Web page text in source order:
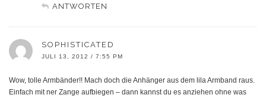
ANTWORTEN
SOPHISTICATED
JULI 13, 2012 / 7:55 PM
Wow, tolle Armbänder!! Mach doch die Anhänger aus dem lila Armband raus.
Einfach mit ner Zange aufbiegen – dann kannst du es anziehen ohne was